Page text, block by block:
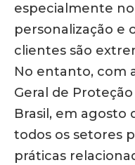
especialmente
personalização e
clientes são
No entanto, com
Geral de
Brasil, em agosto
todos os setores
práticas